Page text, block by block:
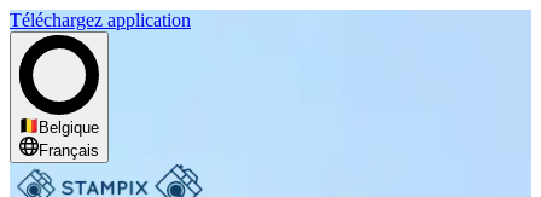
Téléchargez application
Belgique
Français